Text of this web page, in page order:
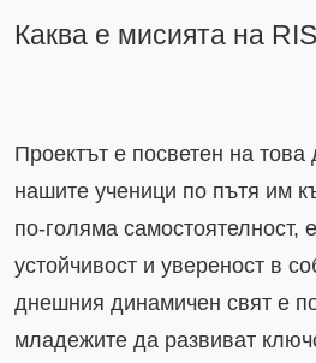
Каква е мисията на
Проектът е посветен на
нашите ученици по пътя им
по-голяма самостоятелност,
устойчивост и увереност в
днешния динамичен свят е
младежите да развиват